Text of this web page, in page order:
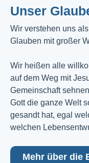
Unser
Wir verstehen uns
Glauben mit großer
Wir heißen alle
auf dem Weg mit
Gemeinschaft
Gott die ganze Welt
gesandt hat, egal
welchen
Mehr über die